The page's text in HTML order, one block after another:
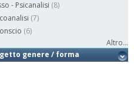
- Psicanalisi (8)
(7)
(6)
Altro...
genere / forma